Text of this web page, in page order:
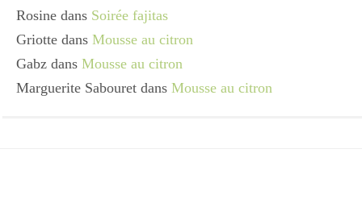
Rosine dans Soirée fajitas
Griotte dans Mousse au citron
Gabz dans Mousse au citron
Marguerite Sabouret dans Mousse au citron